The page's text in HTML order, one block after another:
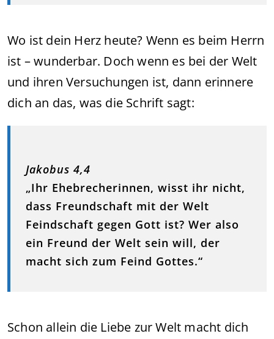
Wo ist dein Herz heute? Wenn es beim Herrn
ist – wunderbar. Doch wenn es bei der Welt
und ihren Versuchungen ist, dann erinnere
dich an das, was die Schrift sagt:
Jakobus 4,4
„Ihr Ehebrecherinnen, wisst ihr nicht,
dass Freundschaft mit der Welt
Feindschaft gegen Gott ist? Wer also
ein Freund der Welt sein will, der
macht sich zum Feind Gottes.“
Schon allein die Liebe zur Welt macht dich